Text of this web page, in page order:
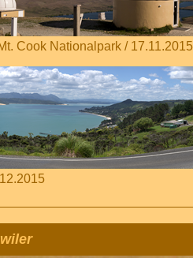
Cook Nationalpark / 17.11.2015